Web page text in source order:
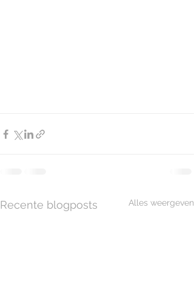
Recente blogposts Alles weergeven